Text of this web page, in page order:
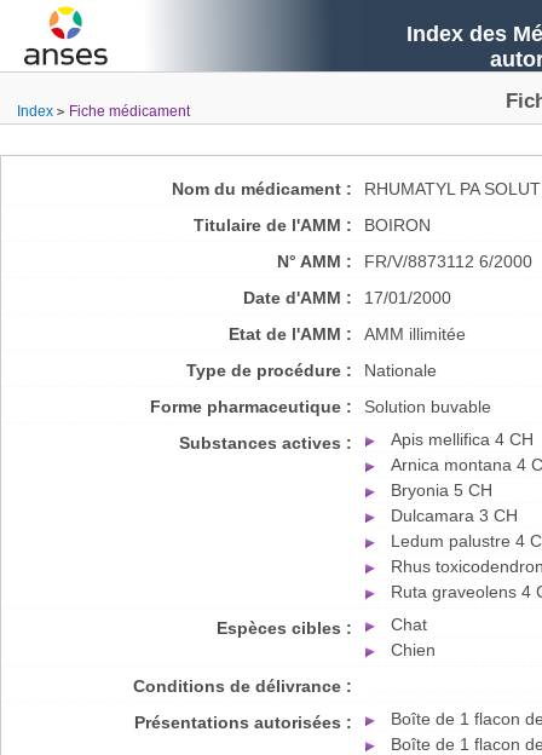
Index des
Index Fiche médicament
Nom du médicament :
RHUMATYL PA
Titulaire de l'AMM :
BOIRON
N° AMM :
FR/V/8873112 6/2000
Date d'AMM :
17/01/2000
Etat de l'AMM :
AMM illimitée
Type de procédure :
Nationale
Forme pharmaceutique :
Solution buvable
Substances actives :
Apis mellifica 4 CH
Arnica montana 4
Bryonia 5 CH
Dulcamara 3 CH
Ledum palustre 4
Rhus
Ruta graveolens 4
Espèces cibles :
Chat
Chien
Conditions de délivrance :
Présentations autorisées :
Boîte de 1 flacon
Boîte de 1 flacon